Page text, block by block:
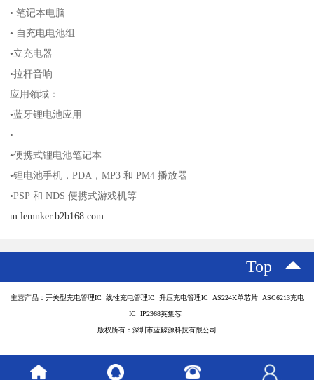
• 笔记本电脑
• 自充电电池组
•立充电器
•拉杆音响
应用领域：
•蓝牙锂电池应用
•
•便携式锂电池笔记本
•锂电池手机，PDA，MP3 和 PM4 播放器
•PSP 和 NDS 便携式游戏机等
m.lemnker.b2b168.com
Top
主营产品：开关型充电管理IC 线性充电管理IC 升压充电管理IC AS224K单芯片 ASC6213充电
IC IP2368英集芯
版权所有：深圳市蓝鲸源科技有限公司